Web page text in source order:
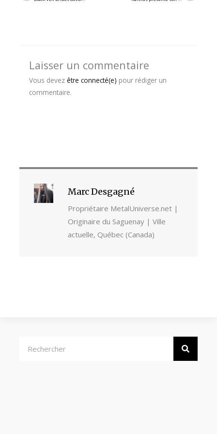
Laisser un commentaire
Vous devez être connecté(e) pour rédiger un
commentaire.
Marc Desgagné
Propriétaire MetalUniverse.net |
Originaire du Saguenay | Ville
actuelle, Québec (Canada)